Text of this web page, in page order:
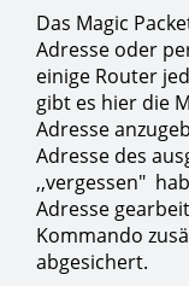
Das Magic
Adresse oder
einige Router
gibt es hier die
Adresse
Adresse des
,,vergessen"
Adresse
Kommando
abgesichert.